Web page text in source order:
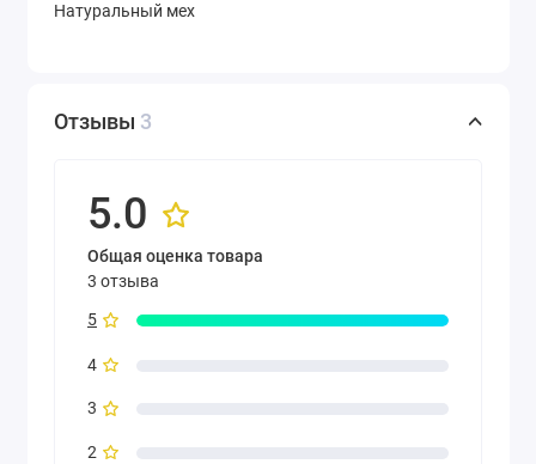
Натуральный мех
Отзывы 3
5.0
Общая оценка товара
3 отзыва
5
4
3
2